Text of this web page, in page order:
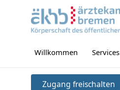
Skip to Main Content
Willkommen Services
Zugang freischalten
Zugang freischalten